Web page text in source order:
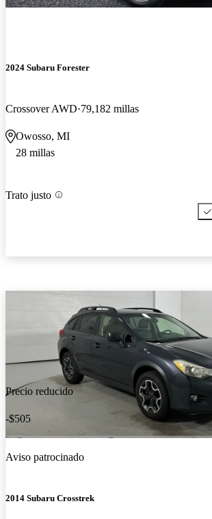
2024 Subaru Forester
Crossover AWD 79,182 millas
Owosso, MI
28 millas
Trato justo
Precio reducido
-$505
Aviso patrocinado
2014 Subaru Crosstrek